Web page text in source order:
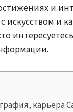
и
искусством и
карьера